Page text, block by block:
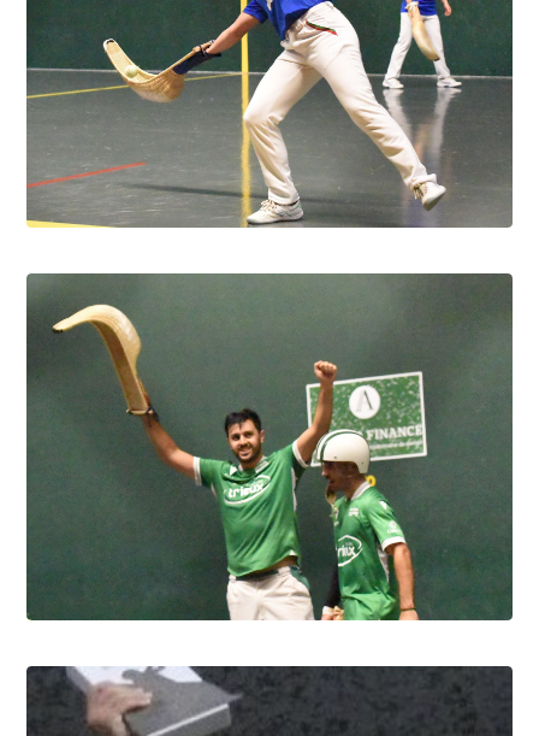
Pau cup féminine la quiñiéla fut franco
française
8.8.2026
Pau cup, Gonzales-Portet oui, mais aux
forceps
8.8.2026